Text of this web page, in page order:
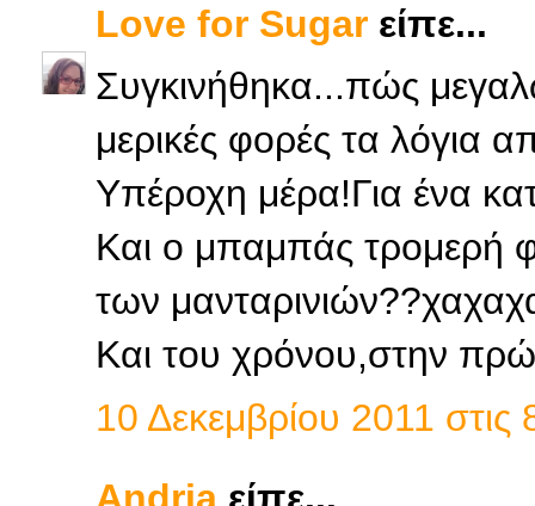
Love for Sugar είπε...
Συγκινήθηκα...πώς
μερικές φορές τα λόγια
Υπέροχη μέρα!Για ένα
Και ο μπαμπάς τρομερή
των
Και του χρόνου,στην
10 Δεκεμβρίου 2011